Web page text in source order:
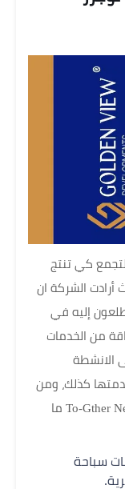
كي تنتج
أرادت الشركة ان
إليه في
من الخدمات
الانشطة
كذلك، ومن
أبرز المزايا الموجودة في مشروع To-Gther New Cairo ما
ما يقرب الى 3 حمامات سباحة